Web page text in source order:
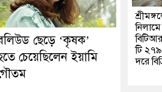
ছেড়ে ‘কৃষক’
চেয়েছিলেন ইয়ামি
নিলামে
টি
দরে